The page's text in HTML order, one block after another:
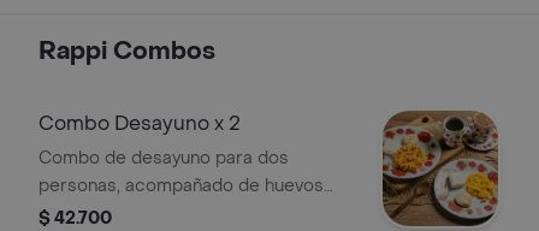
Rappi Combos
Combo Desayuno x 2
Combo de desayuno para dos
personas, acompañado de huevos
revueltos con o sin aliños, dos
$ 42.700